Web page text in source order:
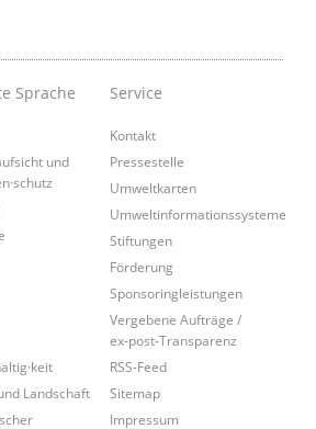
Sprache
und
Landschaft
Service
Kontakt
Pressestelle
Umweltkarten
Umweltinformationssysteme
Stiftungen
Förderung
Sponsoringleistungen
Vergebene Aufträge /
ex-post-Transparenz
RSS-Feed
Sitemap
Impressum